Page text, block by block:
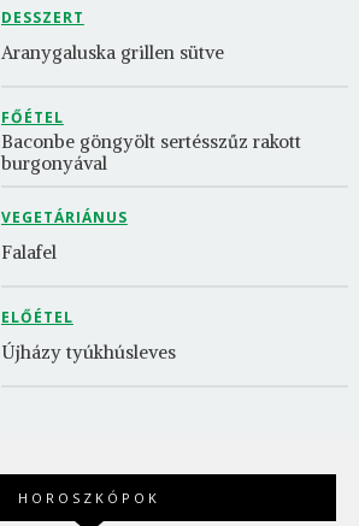
DESSZERT
Aranygaluska grillen sütve
FŐÉTEL
Baconbe göngyölt sertésszűz rakott
burgonyával
VEGETÁRIÁNUS
Falafel
ELŐÉTEL
Újházy tyúkhúsleves
HOROSZKÓPOK